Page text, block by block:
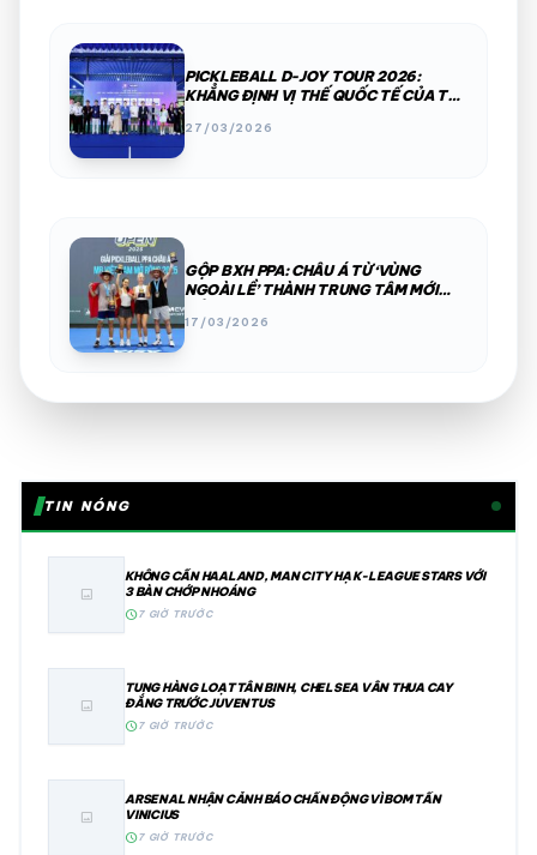
PICKLEBALL D-JOY TOUR 2026:
KHẲNG ĐỊNH VỊ THẾ QUỐC TẾ CỦA THỂ
27/03/2026
GỘP BXH PPA: CHÂU Á TỪ ‘VÙNG
NGOÀI LỀ’ THÀNH TRUNG TÂM MỚI
17/03/2026
TIN NÓNG
image
KHÔNG CẦN HAALAND, MAN CITY HẠ K-LEAGUE STARS VỚI
3 BÀN CHỚP NHOÁNG
schedule7 GIỜ TRƯỚC
image
TUNG HÀNG LOẠT TÂN BINH, CHELSEA VẪN THUA CAY
ĐẮNG TRƯỚC JUVENTUS
schedule7 GIỜ TRƯỚC
image
ARSENAL NHẬN CẢNH BÁO CHẤN ĐỘNG VÌ BOM TẤN
VINICIUS
schedule7 GIỜ TRƯỚC